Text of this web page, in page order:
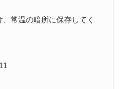
常温の暗所に保存してく